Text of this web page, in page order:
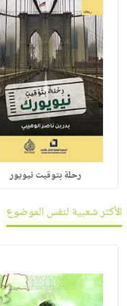
رحلة بتوقيت نيويور
الأكثر شعبية لنفس الموضوع